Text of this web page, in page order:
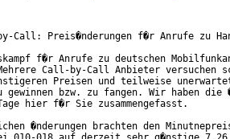
Call: Preis�nderungen f�r Anrufe zu
f�r Anrufe zu deutschen
Call-by-Call Anbieter versuchen
Preisen und teilweise
gewinnen bzw. zu fangen. Wir haben die
hier f�r Sie zusammengefasst.
�nderungen brachten den